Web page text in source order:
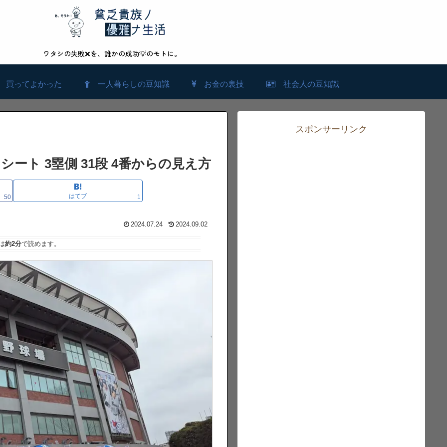
ワタシの失敗❌を、誰かの成功💡のモトに。
買ってよかった 一人暮らしの豆知識 お金の裏技 社会人の豆知識
ート 3塁側 31段 4番からの見え方
50 はてブ 1
2024.07.24 2024.09.02
約2分で読めます。
スポンサーリンク